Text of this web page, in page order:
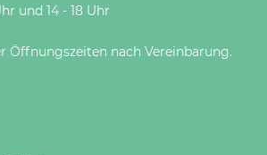
14 - 18 Uhr
Öffnungszeiten nach Vereinbarung.